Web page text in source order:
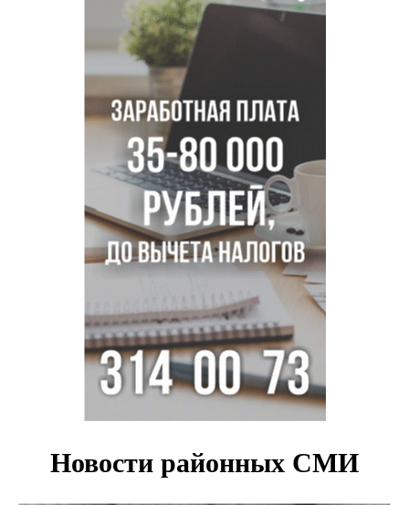
Фейковые письма о защите от БПЛА рассылают
предприятиям Новосибирска
Миллион за переезд: в сёла Новосибирской области едут
20 работников культуры
О похолодании в августе-2026 рассказали синоптики в